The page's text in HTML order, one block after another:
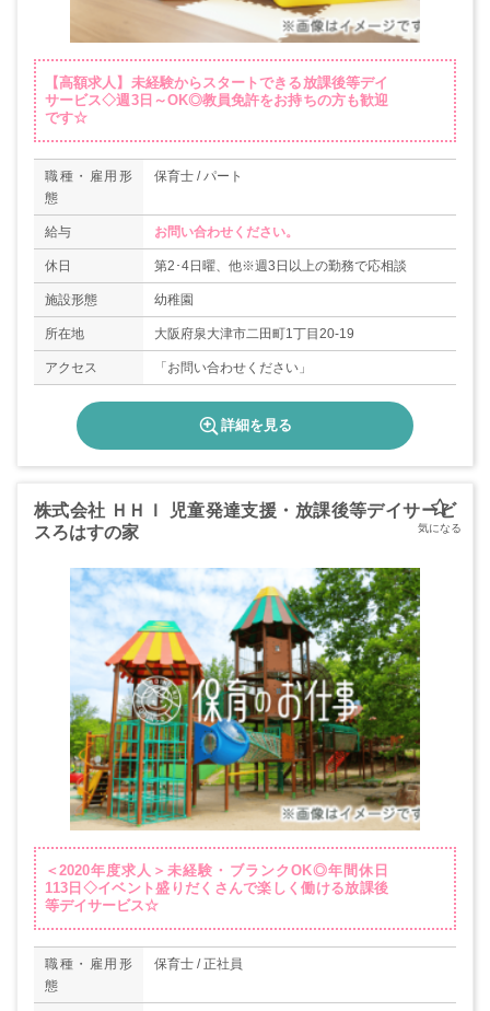
【高額求人】未経験からスタートできる放課後等デイ
サービス◇週3日～OK◎教員免許をお持ちの方も歓迎
です☆
職種・雇用形
態
保育士 / パート
給与 お問い合わせください。
休日 第2･4日曜、他※週3日以上の勤務で応相談
施設形態 幼稚園
所在地 大阪府泉大津市二田町1丁目20-19
アクセス 「お問い合わせください」
詳細を見る
株式会社 ＨＨＩ 児童発達支援・放課後等デイサービ
スろはすの家
＜2020年度求人＞未経験・ブランクOK◎年間休日
113日◇イベント盛りだくさんで楽しく働ける放課後
等デイサービス☆
職種・雇用形
態
保育士 / 正社員